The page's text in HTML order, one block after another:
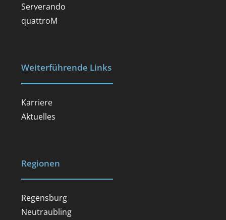
Serverando
quattroM
Weiterführende Links
Karriere
Aktuelles
Regionen
Regensburg
Neutraubling